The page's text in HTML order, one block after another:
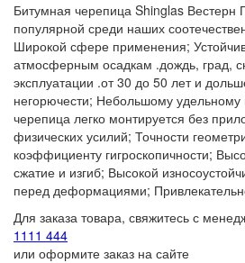
Битумная черепица Shinglas Вестерн
популярной среди наших
Широкой сфере применения;
атмосферным осадкам .дождь, град,
эксплуатации .от 30 до 50 лет и
негорючести; Небольшому удельному
черепица легко монтируется без
физических усилий; Точности
коэффициенту гигроскопичности;
сжатие и изгиб; Высокой
перед деформациями;
Для заказа товара, свяжитесь с
1111 444
или оформите заказ на сайте